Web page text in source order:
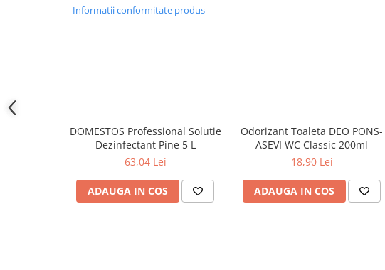
Deo Incaltaminte
Produse pentru ras
Balsam de par
Fixativ si spuma de par
Informatii conformitate produs
DOMESTOS Professional Solutie
Dezinfectant Pine 5 L
63,04 Lei
ADAUGA IN COS
Odorizant Toaleta DEO PONS-
ASEVI WC Classic 200ml
18,90 Lei
ADAUGA IN COS